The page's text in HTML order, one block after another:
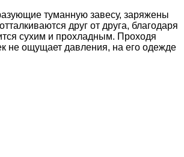
туманную завесу, заряжены
друг от друга, благодаря
сухим и прохладным. Проходя
не ощущает давления, на его одежде